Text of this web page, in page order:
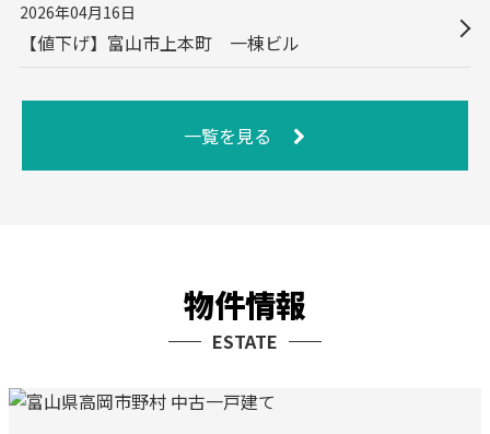
2026年04月16日
【値下げ】富山市上本町 一棟ビル
一覧を見る
物件情報
ESTATE